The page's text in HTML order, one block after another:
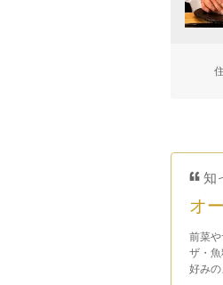
知
オ
前菜
ザ・
好み